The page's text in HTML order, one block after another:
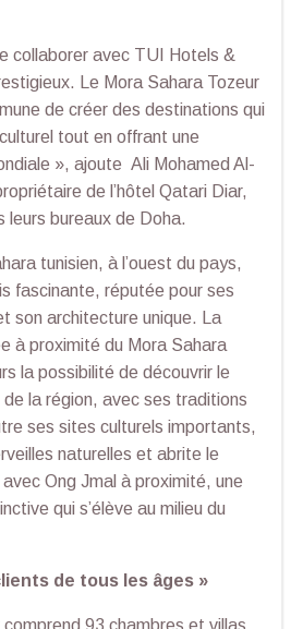
collaborer avec TUI Hotels &
Le Mora Sahara Tozeur
de créer des destinations qui
tout en offrant une
», ajoute Ali Mohamed Al-
de l’hôtel Qatari Diar,
leurs bureaux de Doha.
tunisien, à l’ouest du pays,
fascinante, réputée pour ses
son architecture unique. La
à proximité du Mora Sahara
la possibilité de découvrir le
la région, avec ses traditions
ses sites culturels importants,
naturelles et abrite le
Ong Jmal à proximité, une
qui s’élève au milieu du
de tous les âges »